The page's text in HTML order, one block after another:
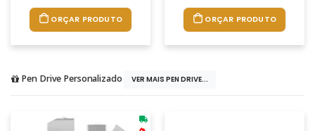
ORÇAR PRODUTO ORÇAR PRODUTO
Pen Drive Personalizado VER MAIS PEN DRIVE...